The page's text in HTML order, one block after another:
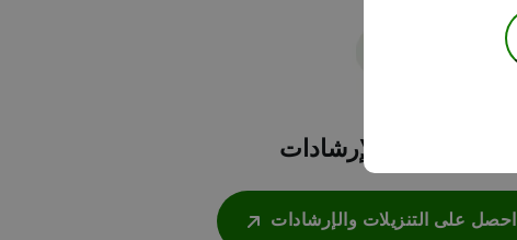
التنزيلات والإرشادات
احصل على التنزيلات والإرشادات